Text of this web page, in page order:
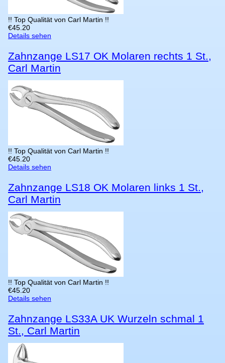
!! Top Qualität von Carl Martin !!
€45.20
Details sehen
Zahnzange LS17 OK Molaren rechts 1 St.,
Carl Martin
!! Top Qualität von Carl Martin !!
€45.20
Details sehen
Zahnzange LS18 OK Molaren links 1 St.,
Carl Martin
!! Top Qualität von Carl Martin !!
€45.20
Details sehen
Zahnzange LS33A UK Wurzeln schmal 1
St., Carl Martin